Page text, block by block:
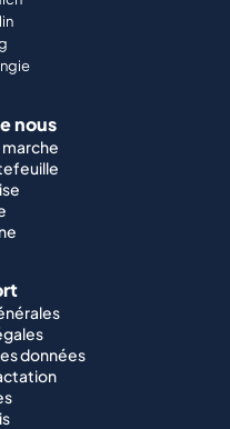
nous
données